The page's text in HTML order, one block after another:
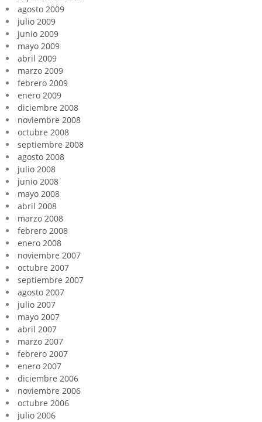
agosto 2009
julio 2009
junio 2009
mayo 2009
abril 2009
marzo 2009
febrero 2009
enero 2009
diciembre 2008
noviembre 2008
octubre 2008
septiembre 2008
agosto 2008
julio 2008
junio 2008
mayo 2008
abril 2008
marzo 2008
febrero 2008
enero 2008
noviembre 2007
octubre 2007
septiembre 2007
agosto 2007
julio 2007
mayo 2007
abril 2007
marzo 2007
febrero 2007
enero 2007
diciembre 2006
noviembre 2006
octubre 2006
julio 2006